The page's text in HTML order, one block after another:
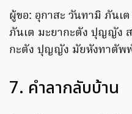
ผู้ขอ: อุกาสะ วันทามิ ภันเ
ภันเต มะยากะตัง ปุญญัง
กะตัง ปุญญัง มัยหังทาตัพ
7. คำลากลับบ้าน